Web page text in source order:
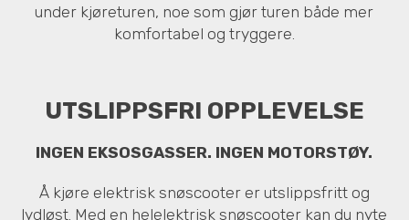
under kjøreturen, noe som gjør turen både mer
komfortabel og tryggere.
UTSLIPPSFRI OPPLEVELSE
INGEN EKSOSGASSER. INGEN MOTORSTØY.
Å kjøre elektrisk snøscooter er utslippsfritt og
lydløst. Med en helelektrisk snøscooter kan du nyte